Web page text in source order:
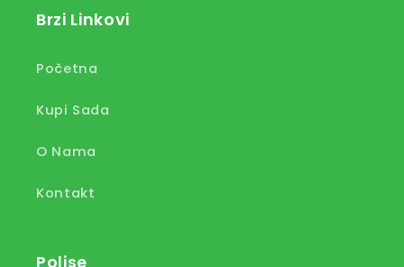
Brzi Linkovi
Početna
Kupi Sada
O Nama
Kontakt
Polise